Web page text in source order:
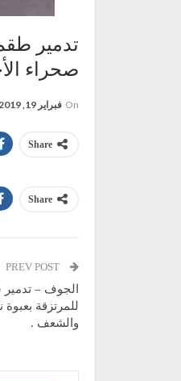
تدمير
صحراء
On فبراير 19, 2019
Share
Share
الجوف – تدمير
للمرتزقة
والشعف .